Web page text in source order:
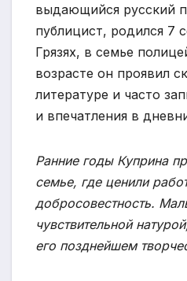
выдающийся русский
публицист, родился 7
Грязях, в семье
возрасте он проявил
литературе и часто
и впечатления в
Ранние годы Куприна
семье, где ценили
добросовестность.
чувствительной
его позднейшем